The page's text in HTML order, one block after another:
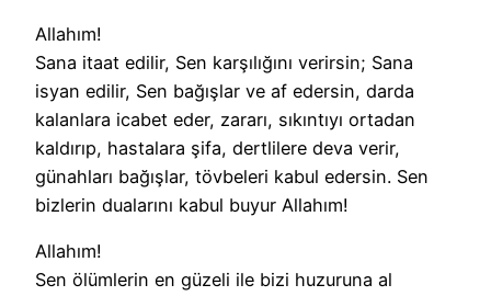
Allahım!
Sana itaat edilir, Sen karşılığını verirsin; Sana
isyan edilir, Sen bağışlar ve af edersin, darda
kalanlara icabet eder, zararı, sıkıntıyı ortadan
kaldırıp, hastalara şifa, dertlilere deva verir,
günahları bağışlar, tövbeleri kabul edersin. Sen
bizlerin dualarını kabul buyur Allahım!
Allahım!
Sen ölümlerin en güzeli ile bizi huzuruna al